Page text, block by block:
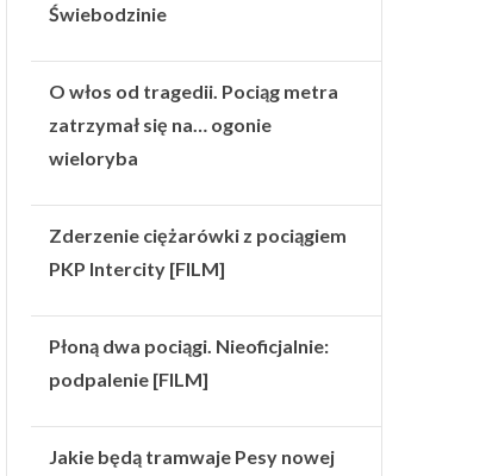
Świebodzinie
O włos od tragedii. Pociąg metra
zatrzymał się na… ogonie
wieloryba
Zderzenie ciężarówki z pociągiem
PKP Intercity [FILM]
Płoną dwa pociągi. Nieoficjalnie:
podpalenie [FILM]
Jakie będą tramwaje Pesy nowej